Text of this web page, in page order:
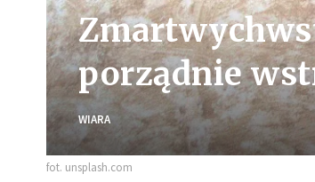
porządnie
WIARA
fot. unsplash.com